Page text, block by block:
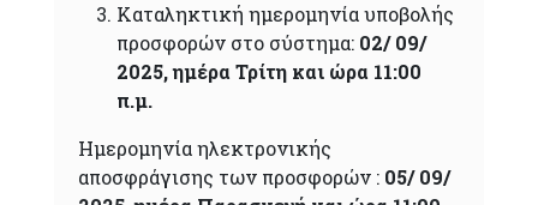
Καταληκτική ημερομηνία υποβολής
προσφορών στο σύστημα: 02/ 09/
2025, ημέρα Τρίτη και ώρα 11:00
π.μ.
Ημερομηνία ηλεκτρονικής
αποσφράγισης των προσφορών : 05/ 09/